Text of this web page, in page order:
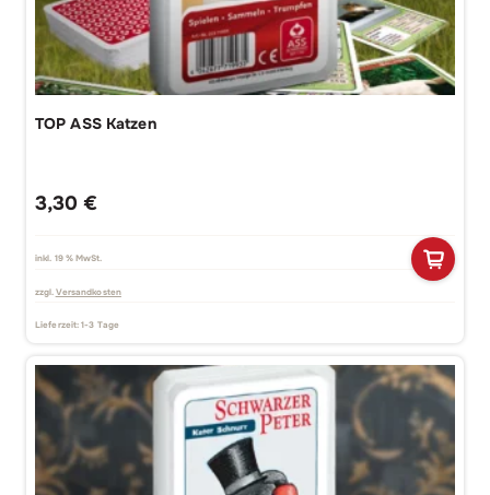
TOP ASS Katzen
3,30 €
inkl. 19 % MwSt.
zzgl. Versandkosten
Lieferzeit:1-3 Tage